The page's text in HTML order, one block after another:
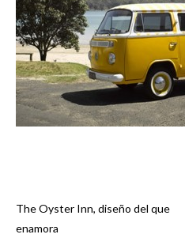
Navegación
The Oyster Inn, diseño del que
enamora